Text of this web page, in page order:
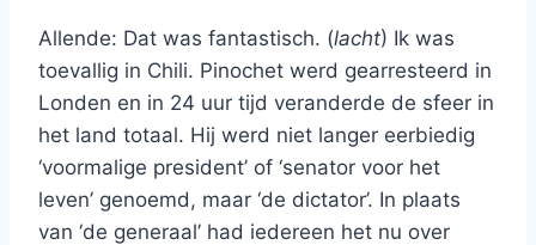
Allende: Dat was fantastisch. (lacht) Ik was
toevallig in Chili. Pinochet werd gearresteerd in
Londen en in 24 uur tijd veranderde de sfeer in
het land totaal. Hij werd niet langer eerbiedig
‘voormalige president’ of ‘senator voor het
leven’ genoemd, maar ‘de dictator’. In plaats
van ‘de generaal’ had iedereen het nu over